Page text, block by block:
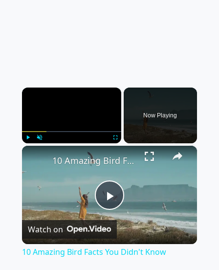
×
Now Playing
×
P
l
10 Amazing Bird Facts You Didn't Know
Watch on
10 Amazing Bird Facts You Didn't Know